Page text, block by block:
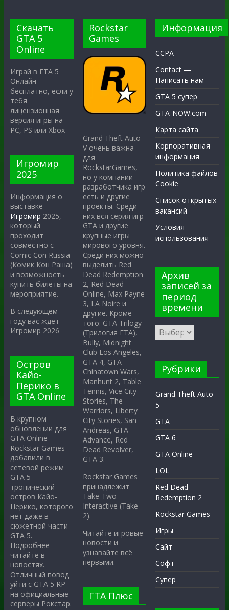
Скачать
GTA 5
Online
Играй в ГТА 5
Онлайн
бесплатно, если у
тебя
лицензионная
версия игры на
PC, PS или Xbox
Игромир
2025
Информация о
выставке
Игромир 2025,
который
проходит
совместно с
Comic Con Russia
(Комик Кон Раша)
и возможность
купить билеты на
мероприятие.
В следующем
году вас ждёт
Игромир 2026
Остров
Кайо-
Перико в
GTA Online
В крупном
обновлении для
GTA Online
Rockstar Games
добавили в
сетевой режим
GTA 5
тропический
остров Кайо-
Перико, которого
нет даже в
сюжетной части
GTA 5.
Подробнее
читайте в
новостях.
Отличный повод
уйти с GTA 5 RP
на официальные
серверы Рокстар.
Rockstar
Games
Grand Theft Auto
V очень важна
для
RockstarGames,
но у компании
разработчика игр
есть и другие
проекты. Среди
них вся серия игр
GTA и другие
крупные игры
мирового уровня.
Среди них можно
выделить Red
Dead Redemption
2, Red Dead
Online, Max Payne
3, LA Noire и
другие. Кроме
того: GTA Trilogy
(Трилогия ГТА),
Bully, Midnight
Club Los Angeles,
GTA 4, GTA
Chinatown Wars,
Manhunt 2, Table
Tennis, Vice City
Stories, The
Warriors, Liberty
City Stories, San
Andreas, GTA
Advance, Red
Dead Revolver,
GTA 3.
Rockstar Games
принадлежит
Take-Two
Interactive (Take
2).
Читайте игровые
новости и
узнавайте всё
первыми.
ГТА Плюс
Информация
CCPA
Contact —
Написать нам
GTA 5 супер
GTA-NOW.com
Карта сайта
Корпоративная
информация
Политика файлов
Cookie
Список открытых
вакансий
Условия
использования
Архив
записей за
период
времени
Рубрики
Grand Theft Auto
5
GTA
GTA 6
GTA Online
LOL
Red Dead
Redemption 2
Rockstar Games
Игры
Сайт
Софт
Супер